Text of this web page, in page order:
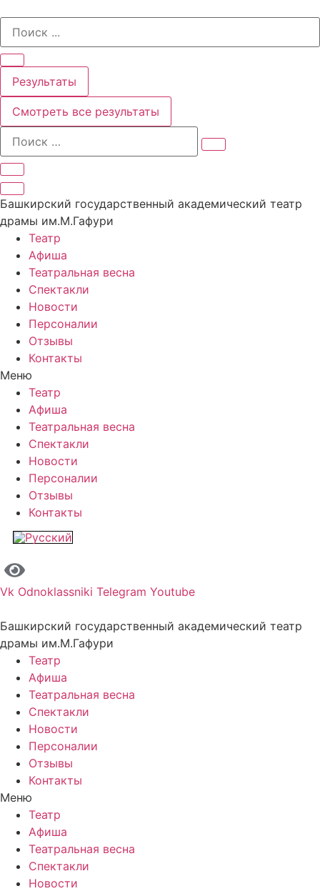
содержимому
Search
Результаты
Смотреть все результаты
Башкирский государственный академический театр
драмы им.М.Гафури
Театр
Афиша
Театральная весна
Спектакли
Новости
Персоналии
Отзывы
Контакты
Меню
Театр
Афиша
Театральная весна
Спектакли
Новости
Персоналии
Отзывы
Контакты
Vk Odnoklassniki Telegram Youtube
Башкирский государственный академический театр
драмы им.М.Гафури
Театр
Афиша
Театральная весна
Спектакли
Новости
Персоналии
Отзывы
Контакты
Меню
Театр
Афиша
Театральная весна
Спектакли
Новости